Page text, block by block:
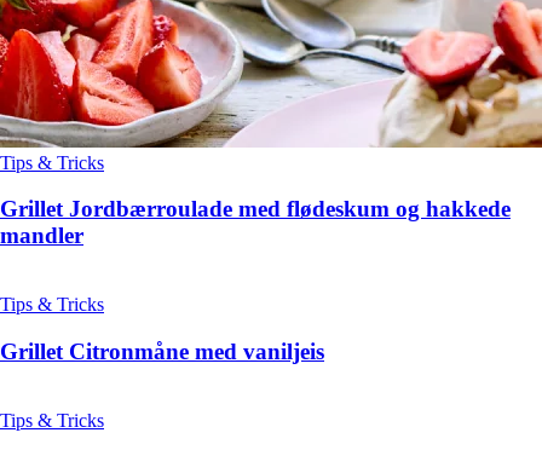
Tips & Tricks
Grillet Jordbærroulade med flødeskum og hakkede
mandler
Tips & Tricks
Grillet Citronmåne med vaniljeis
Tips & Tricks